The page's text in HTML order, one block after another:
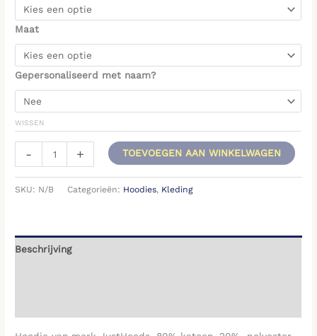
Maat
Gepersonaliseerd met naam?
WISSEN
- + TOEVOEGEN AAN WINKELWAGEN
SKU: N/B Categorieën: Hoodies, Kleding
Beschrijving